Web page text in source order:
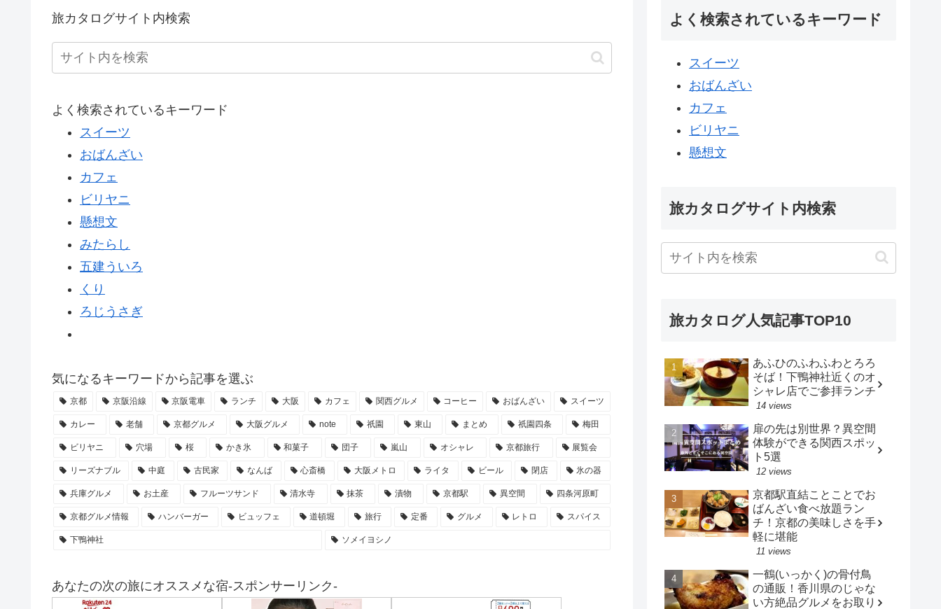
旅カタログサイト内検索
よく検索されているキーワード
スイーツ
おばんざい
カフェ
ビリヤニ
懸想文
みたらし
五建ういろ
くり
ろじうさぎ
気になるキーワードから記事を選ぶ
京都 京阪沿線 京阪電車 ランチ 大阪 カフェ 関西グルメ コーヒー おばんざい スイーツ
カレー 老舗 京都グルメ 大阪グルメ note 祇園 東山 まとめ 祇園四条 梅田
ビリヤニ 穴場 桜 かき氷 和菓子 団子 嵐山 オシャレ 京都旅行 展覧会
リーズナブル 中庭 古民家 なんば 心斎橋 大阪メトロ ライタ ビール 閉店 氷の器
兵庫グルメ お土産 フルーツサンド 清水寺 抹茶 漬物 京都駅 異空間 四条河原町
京都グルメ情報 ハンバーガー ビュッフェ 道頓堀 旅行 定番 グルメ レトロ スパイス
下鴨神社 ソメイヨシノ
あなたの次の旅にオススメな宿-スポンサーリンク-
よく検索されているキーワード
スイーツ
おばんざい
カフェ
ビリヤニ
懸想文
旅カタログサイト内検索
旅カタログ人気記事TOP10
あふひのふわふわとろろ
そば！下鴨神社近くのオ
シャレ店でご参拝ランチ
14 views
扉の先は別世界？異空間
体験ができる関西スポッ
ト5選
12 views
京都駅直結ことことでお
ばんざい食べ放題ラン
チ！京都の美味しさを手
軽に堪能
11 views
一鶴(いっかく)の骨付鳥
の通販！香川県のじゃな
い方絶品グルメをお取り